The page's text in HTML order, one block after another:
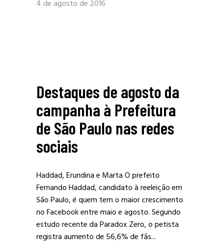
4 de agosto de 2016
Destaques de agosto da
campanha à Prefeitura
de São Paulo nas redes
sociais
Haddad, Erundina e Marta O prefeito
Fernando Haddad, candidato à reeleição em
São Paulo, é quem tem o maior crescimento
no Facebook entre maio e agosto. Segundo
estudo recente da Paradox Zero, o petista
registra aumento de 56,6% de fãs...